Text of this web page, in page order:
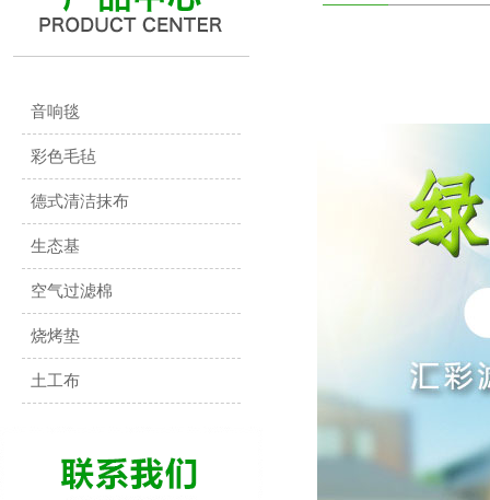
音响毯
彩色毛毡
德式清洁抹布
生态基
空气过滤棉
烧烤垫
土工布